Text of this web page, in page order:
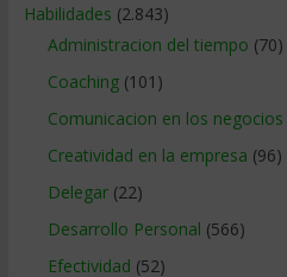
Habilidades (2.843)
Administracion del tiempo (70)
Coaching(101)
Comunicacion en los negocios
Creatividad en la empresa (96)
Delegar(22)
Desarrollo Personal (566)
Efectividad (52)